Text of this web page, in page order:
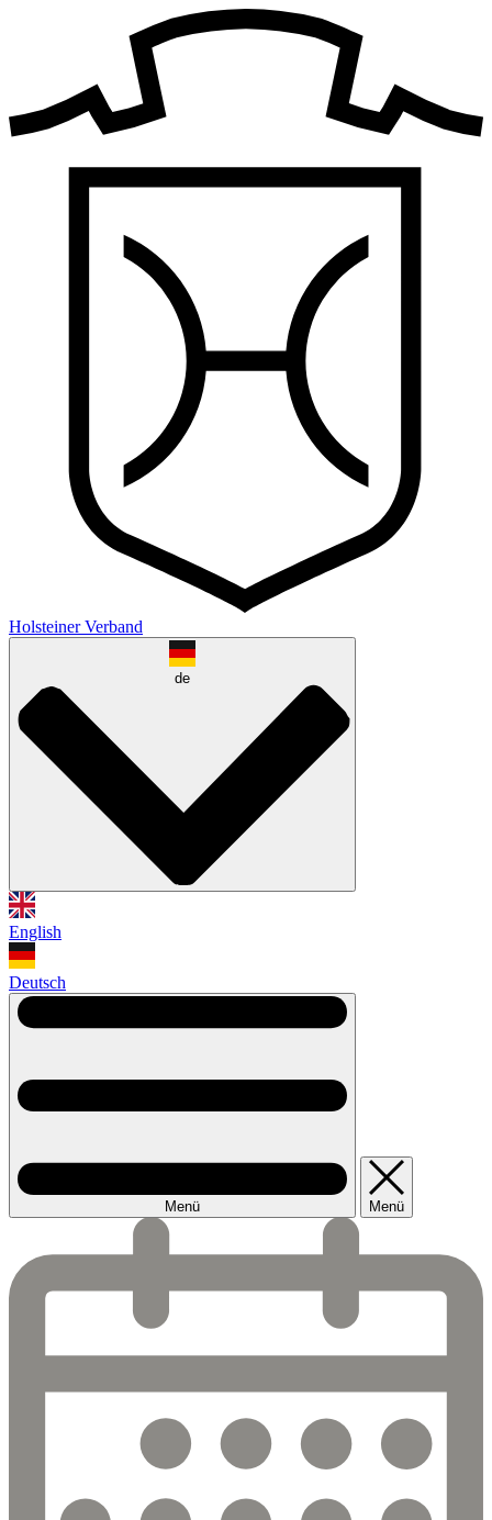
Holsteiner Verband
de
English
Deutsch
Menü Menü